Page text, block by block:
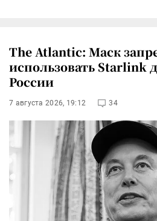
The Atlantic: Маск
использовать Starlink
России
7 августа 2026, 19:12 34